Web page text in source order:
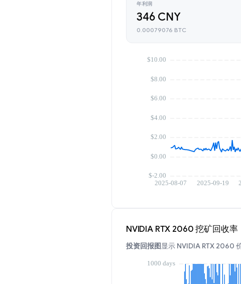
年利润
346 CNY
0.00079076 BTC
NVIDIA RTX 2060 挖矿回收率
投资回报图显示 NVIDIA RTX 2060